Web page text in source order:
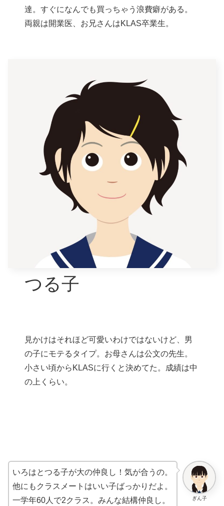
達。すぐになんでも買っちゃう浪費癖がある。
両親は開業医、お兄さんはKLAS卒業生。
つる子
見かけはそれほど可愛いわけではないけど、男
の子にモテるタイプ。お母さんは公文の先生。
小さい頃からKLASに行くと決めてた。成績は中
の上くらい。
ぎん子
いろはとつる子が大の仲良し！気が合うの。
他にもクラスメートはいい子ばっかりだよ。
一学年60人で2クラス。みんな結構仲良し。